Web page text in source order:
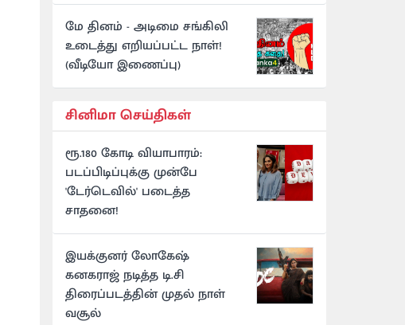
மே தினம் - அடிமை சங்கிலி
உடைத்து எறியப்பட்ட நாள்!
(வீடியோ இணைப்பு)
சினிமா செய்திகள்
ரூ.180 கோடி வியாபாரம்:
படப்பிடிப்புக்கு முன்பே
'டேர்டெவில்' படைத்த
சாதனை!
இயக்குனர் லோகேஷ்
கனகராஜ் நடித்த டி.சி
திரைப்படத்தின் முதல் நாள்
வசூல்